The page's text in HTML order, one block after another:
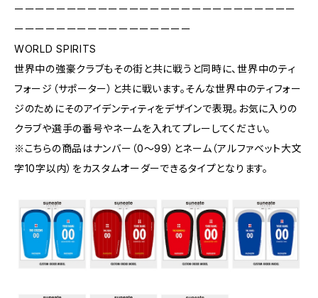
ーーーーーーーーーーーーーーーーーーーーーーーーーーー
ーーーーーーーーーーーーーーーーー
WORLD SPIRITS
世界中の強豪クラブもその街と共に戦うと同時に、世界中のティ
フォージ（サポーター）と共に戦います。そんな世界中のティフォー
ジのためにそのアイデンティティをデザインで表現。お気に入りの
クラブや選手の番号やネームを入れてプレーしてください。
※こちらの商品はナンバー（0〜99）とネーム（アルファベット大文
字10字以内）をカスタムオーダーできるタイプとなります。